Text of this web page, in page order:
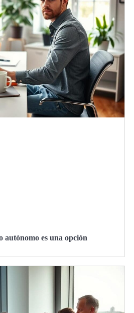
autónomo es una opción